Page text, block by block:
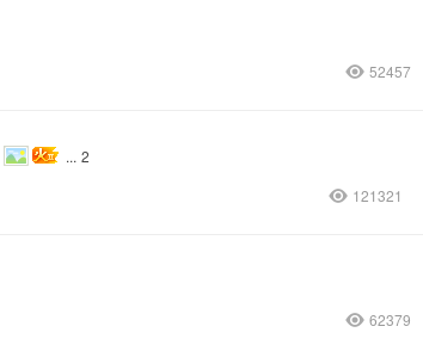
52457
... 2
121321
62379